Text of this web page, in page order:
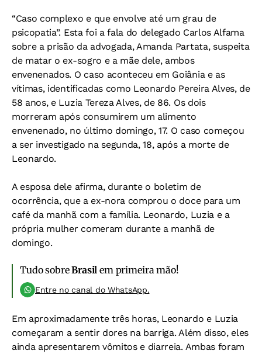
“Caso complexo e que envolve até um grau de
psicopatia”. Esta foi a fala do delegado Carlos Alfama
sobre a prisão da advogada, Amanda Partata, suspeita
de matar o ex-sogro e a mãe dele, ambos
envenenados. O caso aconteceu em Goiânia e as
vítimas, identificadas como Leonardo Pereira Alves, de
58 anos, e Luzia Tereza Alves, de 86. Os dois
morreram após consumirem um alimento
envenenado, no último domingo, 17. O caso começou
a ser investigado na segunda, 18, após a morte de
Leonardo.
A esposa dele afirma, durante o boletim de
ocorrência, que a ex-nora comprou o doce para um
café da manhã com a família. Leonardo, Luzia e a
própria mulher comeram durante a manhã de
domingo.
Tudo sobreBrasil em primeira mão!
Entre no canal do WhatsApp.
Em aproximadamente três horas, Leonardo e Luzia
começaram a sentir dores na barriga. Além disso, eles
ainda apresentarem vômitos e diarreia. Ambas foram